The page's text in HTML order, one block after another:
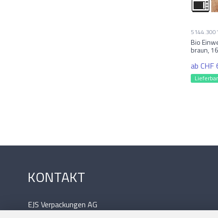
Bio
braun,
ab CHF
KONTAKT
EJS Verpackungen AG